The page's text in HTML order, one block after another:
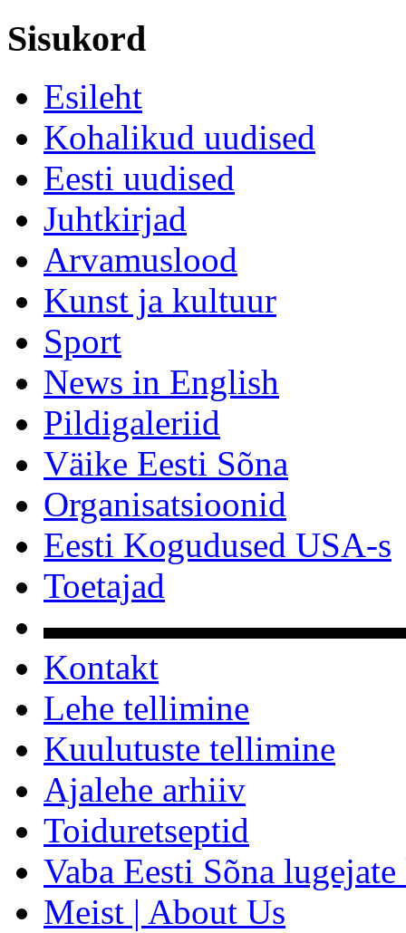
Sisukord
Esileht
Kohalikud uudised
Eesti uudised
Juhtkirjad
Arvamuslood
Kunst ja kultuur
Sport
News in English
Pildigaleriid
Väike Eesti Sõna
Organisatsioonid
Eesti Kogudused USA-s
Toetajad
Kontakt
Lehe tellimine
Kuulutuste tellimine
Ajalehe arhiiv
Toiduretseptid
Vaba Eesti Sõna
Meist | About Us